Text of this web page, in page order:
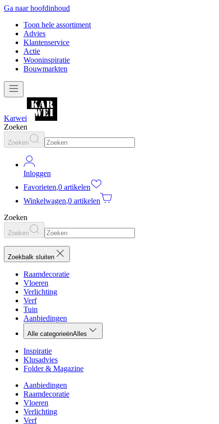
Ga naar hoofdinhoud
Toon hele assortiment
Advies
Klantenservice
Actie
Wooninspiratie
Bouwmarkten
Karwei
Zoeken
Zoeken
Inloggen
Favorieten,0 artikelen
Winkelwagen,0 artikelen
Zoeken
Zoeken
Zoekbalk sluiten
Raamdecoratie
Vloeren
Verlichting
Verf
Tuin
Aanbiedingen
Alle categorieënAlles
Inspiratie
Klusadvies
Folder & Magazine
Aanbiedingen
Raamdecoratie
Vloeren
Verlichting
Verf